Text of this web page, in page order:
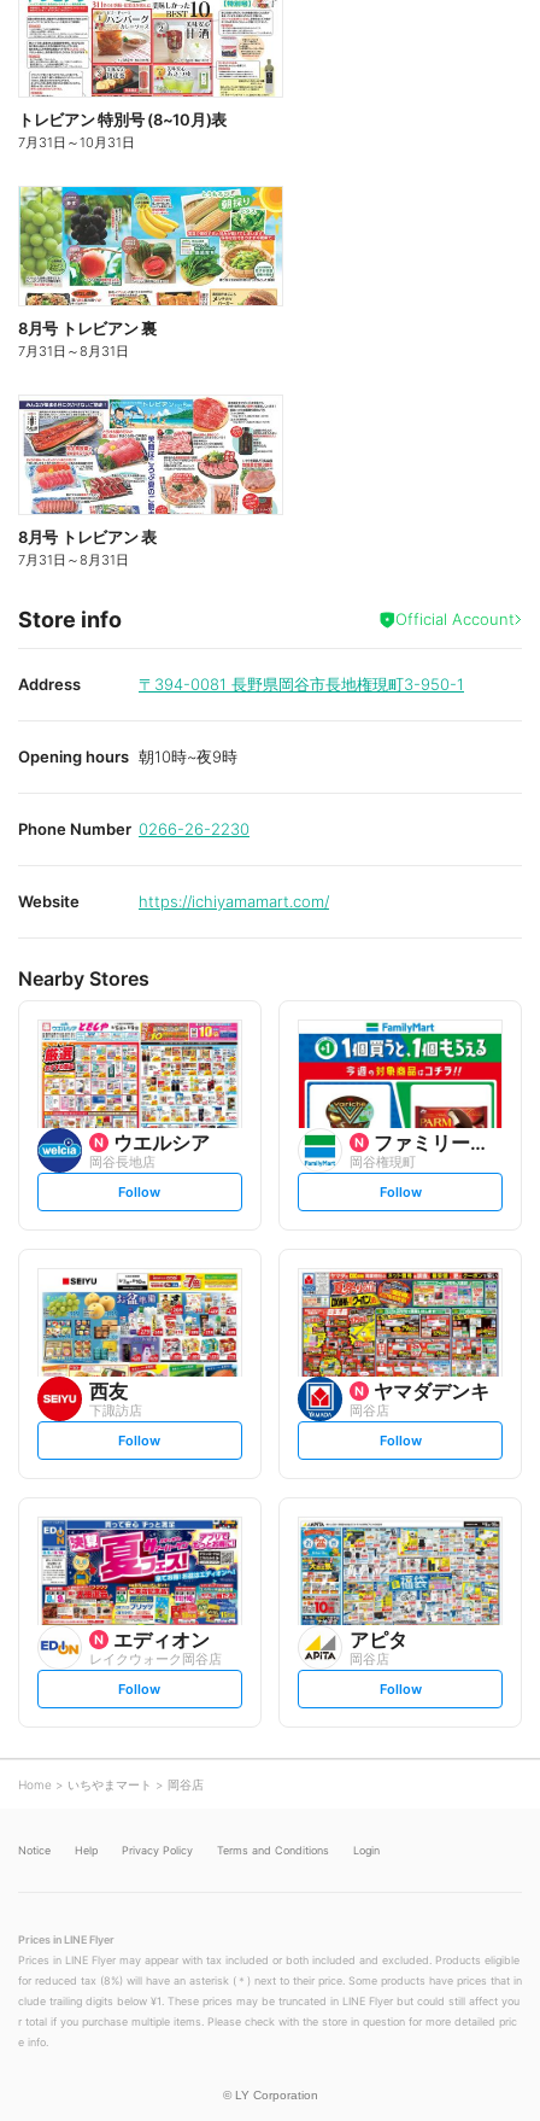
トレビアン 特別号 (8~10月)表
7月31日 ～10月31日
8月号 トレビアン 裏
7月31日 ～8月31日
8月号 トレビアン 表
7月31日 ～8月31日
Store info Official Account
Address 〒394-0081 長野県岡谷市長地権現町3-950-1
Opening hours 朝10時~夜9時
Phone Number 0266-26-2230
Website https://ichiyamamart.com/
Nearby Stores
ウエルシア
岡谷長地店
s
t
l
o
w
Follow
ファミリーマート
岡谷権現町
s
t
l
o
w
Follow
西友
下諏訪店
s
t
l
o
w
Follow
ヤマダデンキ
岡谷店
s
t
o
w
Follow
エディオン
レイクウォーク岡谷店
s
t
o
w
Follow
アピタ
岡谷店
s
t
Follow
Home いちやまマート 岡谷店
Notice Help Privacy Policy Terms and Conditions Login
Prices in LINE Flyer
Prices in LINE Flyer may appear with tax included or both included and excluded. Products eligible
for reduced tax (8%) will have an asterisk (＊) next to their price. Some products have prices that in
clude trailing digits below ¥1. These prices may be truncated in LINE Flyer but could still affect you
r total if you purchase multiple items. Please check with the store in question for more detailed pric
e info.
© LY Corporation